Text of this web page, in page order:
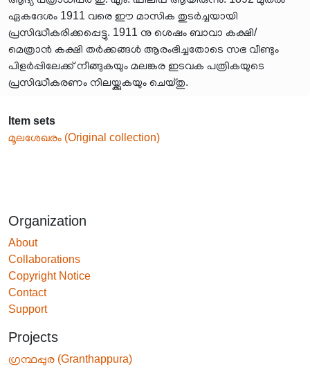
ഏകദേശം 1911 വരെ ഈ മാസിക തുടർച്ചയായി
പ്രസിദ്ധീകരിക്കപ്പെട്ടു. 1911 നു ശെഷം ബാവാ കക്ഷി/
മെത്രാൻ കക്ഷി തർക്കങ്ങൾ ആരംഭിച്ചതോടെ സഭ വീണ്ടും
പിളർപ്പിലേക്ക് നീങ്ങുകയും മലങ്കര ഇടവക പത്രികയുടെ
പ്രസിദ്ധീകരണം നിലയ്ക്കുകയും ചെയ്തു.
Item sets
മൂലശേഖരം (Original collection)
Organization
About
Collaborations
Copyright Notice
Contact
Support
Projects
ഗ്രന്ഥപ്പുര (Granthappura)